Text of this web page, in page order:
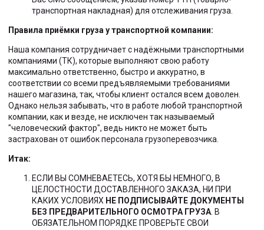
транспортная накладная) для отслеживания груза.
Правила приёмки груза у транспортной компании:
Наша компания сотрудничает с надёжными транспортными
компаниями (ТК), которые выполняют свою работу
максимально ответственно, быстро и аккуратно, в
соответствии со всеми предъявляемыми требованиями
нашего магазина, так, чтобы клиент остался всем доволен.
Однако нельзя забывать, что в работе любой транспортной
компании, как и везде, не исключен так называемый
"человеческий фактор", ведь никто не может быть
застрахован от ошибок персонала грузоперевозчика.
Итак:
ЕСЛИ ВЫ СОМНЕВАЕТЕСЬ, ХОТЯ БЫ НЕМНОГО, В
ЦЕЛОСТНОСТИ ДОСТАВЛЕННОГО ЗАКАЗА, НИ ПРИ
КАКИХ УСЛОВИЯХ НЕ ПОДПИСЫВАЙТЕ ДОКУМЕНТЫ
БЕЗ ПРЕДВАРИТЕЛЬНОГО ОСМОТРА ГРУЗА . В
ОБЯЗАТЕЛЬНОМ ПОРЯДКЕ ПРОВЕРЬТЕ СВОИ